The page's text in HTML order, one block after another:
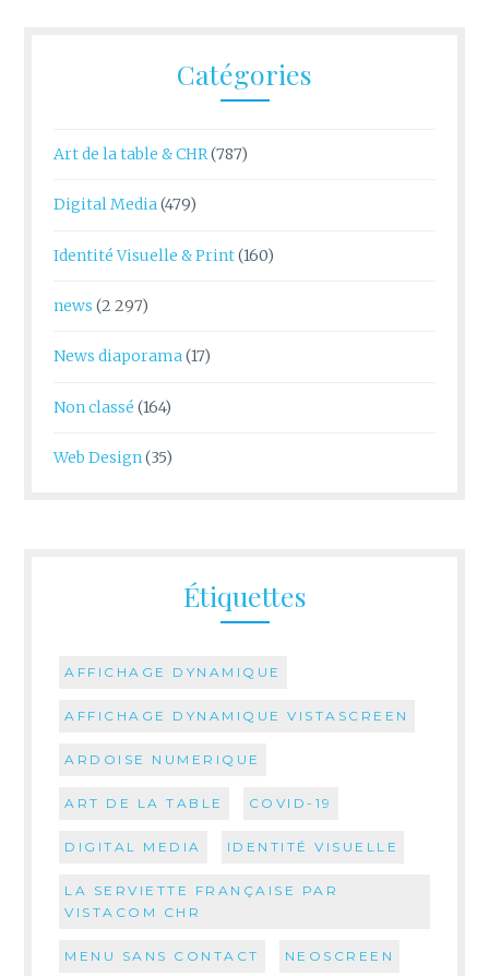
Catégories
Art de la table & CHR(787)
Digital Media(479)
Identité Visuelle & Print(160)
news (2 297)
News diaporama(17)
Non classé (164)
Web Design(35)
Étiquettes
AFFICHAGE DYNAMIQUE
AFFICHAGE DYNAMIQUE VISTASCREEN
ARDOISE NUMERIQUE
ART DE LA TABLE COVID-19
DIGITAL MEDIA IDENTITÉ VISUELLE
LA SERVIETTE FRANÇAISE PAR
VISTACOM CHR
MENU SANS CONTACT NEOSCREEN